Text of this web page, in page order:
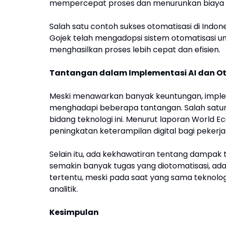
mempercepat proses dan menurunkan biaya
Salah satu contoh sukses otomatisasi di
Gojek telah mengadopsi sistem otomatisasi
menghasilkan proses lebih cepat dan efisien.
Tantangan dalam Implementasi AI dan
Meski menawarkan banyak keuntungan,
menghadapi beberapa tantangan. Salah
bidang teknologi ini. Menurut laporan World
peningkatan keterampilan digital bagi
Selain itu, ada kekhawatiran tentang
semakin banyak tugas yang diotomatisasi,
tertentu, meski pada saat yang sama
analitik.
Kesimpulan